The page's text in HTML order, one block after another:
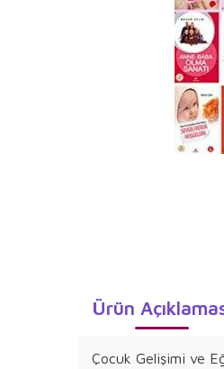
Ürün
Çocuk Gelişimi ve